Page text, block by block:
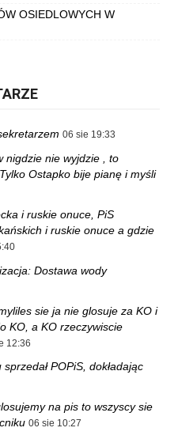
OSIEDLOWYCH W
06 sie 19:33
nigdzie nie wyjdzie , to
Ostapko bije pianę i myśli
i ruskie onuce, PiS
i ruskie onuce a gdzie
Dostawa wody
sie ja nie glosuje za KO i
KO, a KO rzeczywiscie
12:36
POPiS, dokładając
na pis to wszyscy sie
06 sie 10:27